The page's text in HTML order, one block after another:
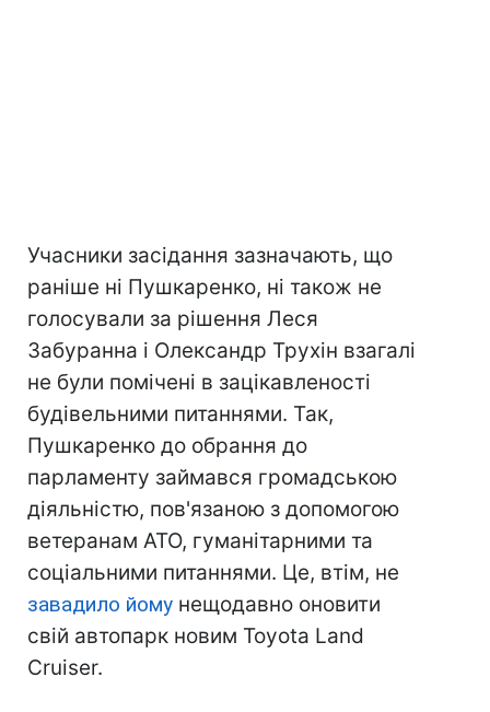
Учасники засідання зазначають, що
раніше ні Пушкаренко, ні також не
голосували за рішення Леся
Забуранна і Олександр Трухін взагалі
не були помічені в зацікавленості
будівельними питаннями. Так,
Пушкаренко до обрання до
парламенту займався громадською
діяльністю, пов'язаною з допомогою
ветеранам АТО, гуманітарними та
соціальними питаннями. Це, втім, не
завадило йому нещодавно оновити
свій автопарк новим Toyota Land
Cruiser.